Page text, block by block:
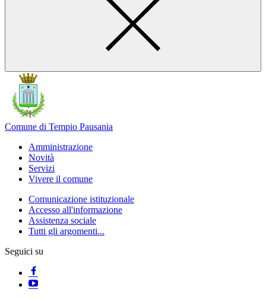
Comune di Tempio Pausania
Amministrazione
Novità
Servizi
Vivere il comune
Comunicazione istituzionale
Accesso all'informazione
Assistenza sociale
Tutti gli argomenti...
Seguici su